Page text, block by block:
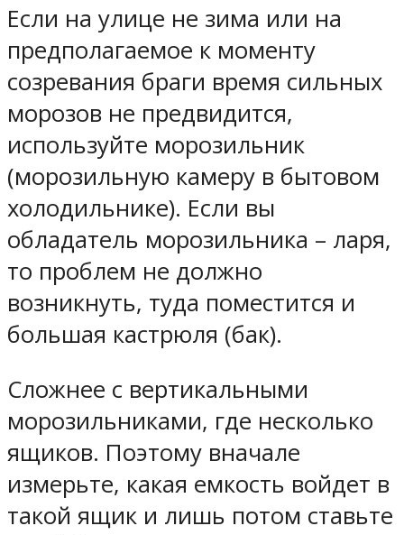
Если на улице не зима или на
предполагаемое к моменту
созревания браги время сильных
морозов не предвидится,
используйте морозильник
(морозильную камеру в бытовом
холодильнике). Если вы
обладатель морозильника – ларя,
то проблем не должно
возникнуть, туда поместится и
большая кастрюля (бак).
Сложнее с вертикальными
морозильниками, где несколько
ящиков. Поэтому вначале
измерьте, какая емкость войдет в
такой ящик и лишь потом ставьте